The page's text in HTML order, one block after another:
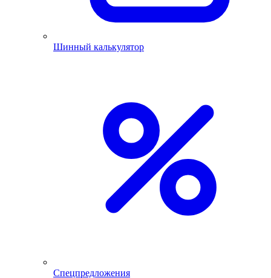
Шинный калькулятор
Спецпредложения